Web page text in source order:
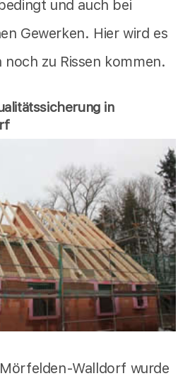
und auch bei
Gewerken. Hier wird es
zu Rissen kommen.
in
Walldorf wurde